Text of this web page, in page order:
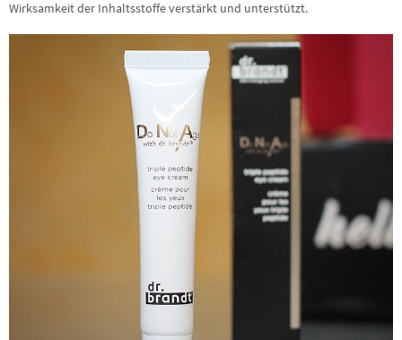
Wirksamkeit der Inhaltsstoffe verstärkt und unterstützt.